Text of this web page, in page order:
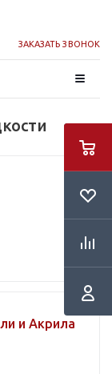
ЗАКАЗАТЬ ЗВОНОК
и Акрила